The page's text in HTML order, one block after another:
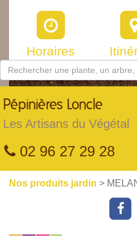
Horaires
Pépinières Loncle
Les Artisans du Végétal
02 96 27 29 28
Nos produits jardin >